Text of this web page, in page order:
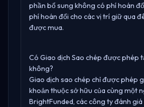
phần bổ sung không có phí hoán
phí hoán đổi cho các vị trí giữ qua
được mua.
Có Giao dịch Sao chép được phép
không?
Giao dịch sao chép chỉ được phép
khoản thuộc sở hữu của cùng một
BrightFunded, các công ty đánh giá